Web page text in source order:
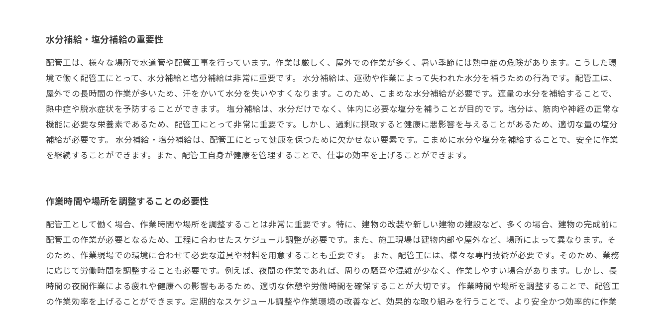
水分補給・塩分補給の重要性
配管工は、様々な場所で水道管や配管工事を行っています。作業は厳しく、屋外での作業が多く、暑い季節には熱中症の危険があります。こうした環
境で働く配管工にとって、水分補給と塩分補給は非常に重要です。 水分補給は、運動や作業によって失われた水分を補うための行為です。配管工は、
屋外での長時間の作業が多いため、汗をかいて水分を失いやすくなります。このため、こまめな水分補給が必要です。適量の水分を補給することで、
熱中症や脱水症状を予防することができます。 塩分補給は、水分だけでなく、体内に必要な塩分を補うことが目的です。塩分は、筋肉や神経の正常な
機能に必要な栄養素であるため、配管工にとって非常に重要です。しかし、過剰に摂取すると健康に悪影響を与えることがあるため、適切な量の塩分
補給が必要です。 水分補給・塩分補給は、配管工にとって健康を保つために欠かせない要素です。こまめに水分や塩分を補給することで、安全に作業
を継続することができます。また、配管工自身が健康を管理することで、仕事の効率を上げることができます。
作業時間や場所を調整することの必要性
配管工として働く場合、作業時間や場所を調整することは非常に重要です。特に、建物の改装や新しい建物の建設など、多くの場合、建物の完成前に
配管工の作業が必要となるため、工程に合わせたスケジュール調整が必要です。また、施工現場は建物内部や屋外など、場所によって異なります。そ
のため、作業現場での環境に合わせて必要な道具や材料を用意することも重要です。 また、配管工には、様々な専門技術が必要です。そのため、業務
に応じて労働時間を調整することも必要です。例えば、夜間の作業であれば、周りの騒音や混雑が少なく、作業しやすい場合があります。しかし、長
時間の夜間作業による疲れや健康への影響もあるため、適切な休憩や労働時間を確保することが大切です。 作業時間や場所を調整することで、配管工
の作業効率を上げることができます。定期的なスケジュール調整や作業環境の改善など、効果的な取り組みを行うことで、より安全かつ効率的に作業